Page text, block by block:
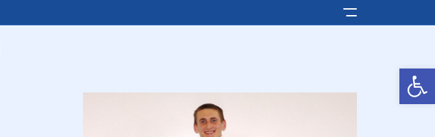
Otwórz pasek narzędzi
Pokaż/ukryj